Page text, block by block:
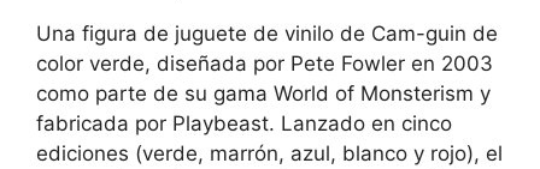
Una figura de juguete de vinilo de Cam-guin de
color verde, diseñada por Pete Fowler en 2003
como parte de su gama World of Monsterism y
fabricada por Playbeast. Lanzado en cinco
ediciones (verde, marrón, azul, blanco y rojo), el